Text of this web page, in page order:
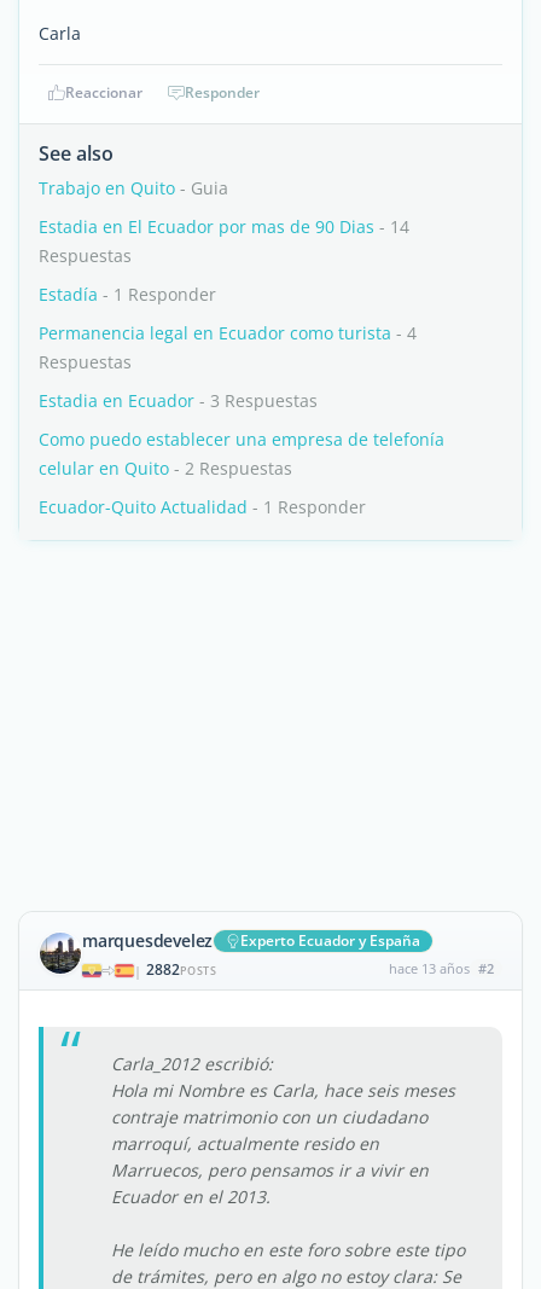
Carla
Reaccionar Responder
See also
Trabajo en Quito - Guia
Estadia en El Ecuador por mas de 90 Dias - 14
Respuestas
Estadía - 1 Responder
Permanencia legal en Ecuador como turista - 4
Respuestas
Estadia en Ecuador - 3 Respuestas
Como puedo establecer una empresa de telefonía
celular en Quito - 2 Respuestas
Ecuador-Quito Actualidad - 1 Responder
marquesdevelez Experto Ecuador y España
| 2882POSTS hace 13 años #2
Carla_2012 escribió:
Hola mi Nombre es Carla, hace seis meses
contraje matrimonio con un ciudadano
marroquí, actualmente resido en
Marruecos, pero pensamos ir a vivir en
Ecuador en el 2013.
He leído mucho en este foro sobre este tipo
de trámites, pero en algo no estoy clara: Se